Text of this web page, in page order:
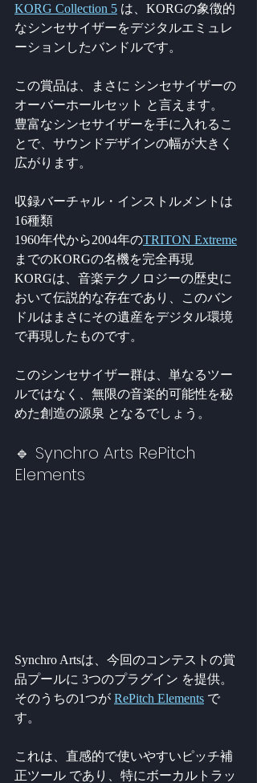
KORG Collection 5 は、KORGの象徴的
なシンセサイザーをデジタルエミュレ
ーションしたバンドルです。
この賞品は、まさに シンセサイザーの
オーバーホールセット と言えます。
豊富なシンセサイザーを手に入れるこ
とで、サウンドデザインの幅が大きく
広がります。
収録バーチャル・インストルメントは
16種類
1960年代から2004年のTRITON Extreme
までのKORGの名機を完全再現
KORGは、音楽テクノロジーの歴史に
おいて伝説的な存在であり、このバン
ドルはまさにその遺産をデジタル環境
で再現したものです。
このシンセサイザー群は、単なるツー
ルではなく、無限の音楽的可能性を秘
めた創造の源泉 となるでしょう。
🔹 Synchro Arts RePitch
Elements
Synchro Artsは、今回のコンテストの賞
品プールに 3つのプラグイン を提供。
そのうちの1つが RePitch Elements で
す。
これは、直感的で使いやすいピッチ補
正ツール であり、特にボーカルトラッ